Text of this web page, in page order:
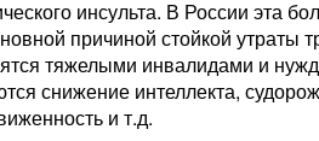
инсульта. В России эта
причиной стойкой утраты
тяжелыми инвалидами и
снижение интеллекта,
и т.д.